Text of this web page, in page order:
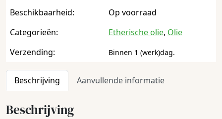
Beschikbaarheid:
Op voorraad
Categorieën:
Etherische olie, Olie
Verzending:
Binnen 1 (werk)dag.
Beschrijving Aanvullende informatie
Beschrijving